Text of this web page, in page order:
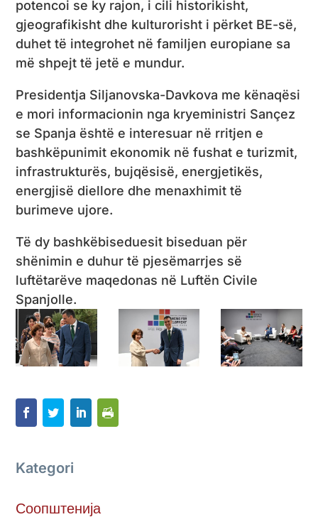
potencoi se ky rajon, i cili historikisht,
gjeografikisht dhe kulturorisht i përket BE-së,
duhet të integrohet në familjen europiane sa
më shpejt të jetë e mundur.
Presidentja Siljanovska-Davkova me kënaqësi
e mori informacionin nga kryeministri Sançez
se Spanja është e interesuar në rritjen e
bashkëpunimit ekonomik në fushat e turizmit,
infrastrukturës, bujqësisë, energjetikës,
energjisë diellore dhe menaxhimit të
burimeve ujore.
Të dy bashkëbiseduesit biseduan për
shënimin e duhur të pjesëmarrjes së
luftëtarëve maqedonas në Luftën Civile
Spanjolle.
Kategori
Соопштенија